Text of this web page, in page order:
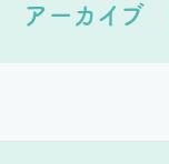
アーカイブ